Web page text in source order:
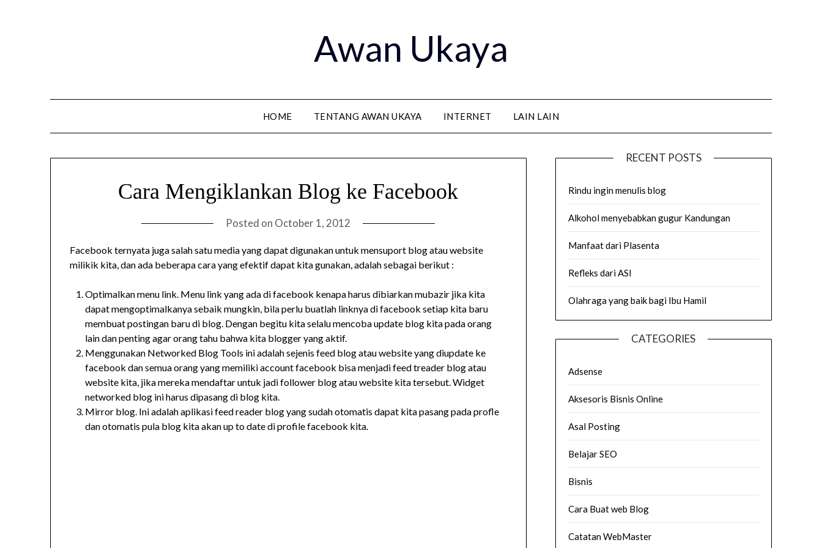
Awan Ukaya
HOME TENTANG AWAN UKAYA INTERNET LAIN LAIN
Cara Mengiklankan Blog ke Facebook
Posted on October 1, 2012
Facebook ternyata juga salah satu media yang dapat digunakan untuk mensuport blog atau website
milikik kita, dan ada beberapa cara yang efektif dapat kita gunakan, adalah sebagai berikut :
Optimalkan menu link. Menu link yang ada di facebook kenapa harus dibiarkan mubazir jika kita
dapat mengoptimalkanya sebaik mungkin, bila perlu buatlah linknya di facebook setiap kita baru
membuat postingan baru di blog. Dengan begitu kita selalu mencoba update blog kita pada orang
lain dan penting agar orang tahu bahwa kita blogger yang aktif.
Menggunakan Networked Blog Tools ini adalah sejenis feed blog atau website yang diupdate ke
facebook dan semua orang yang memiliki account facebook bisa menjadi feed treader blog atau
website kita, jika mereka mendaftar untuk jadi follower blog atau website kita tersebut. Widget
networked blog ini harus dipasang di blog kita.
Mirror blog. Ini adalah aplikasi feed reader blog yang sudah otomatis dapat kita pasang pada profle
dan otomatis pula blog kita akan up to date di profile facebook kita.
RECENT POSTS
Rindu ingin menulis blog
Alkohol menyebabkan gugur Kandungan
Manfaat dari Plasenta
Refleks dari ASI
Olahraga yang baik bagi Ibu Hamil
CATEGORIES
Adsense
Aksesoris Bisnis Online
Asal Posting
Belajar SEO
Bisnis
Cara Buat web Blog
Catatan WebMaster